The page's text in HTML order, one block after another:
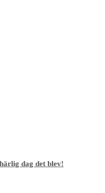
dag det blev!